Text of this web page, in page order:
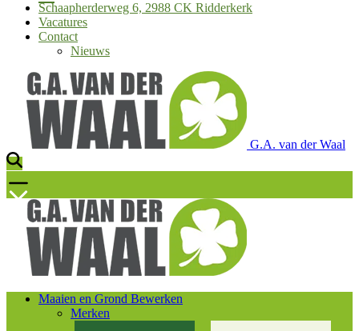
Schaapherderweg 6, 2988 CK Ridderkerk
Vacatures
Contact
Nieuws
G.A. van der Waal
Maaien en Grond Bewerken
Merken